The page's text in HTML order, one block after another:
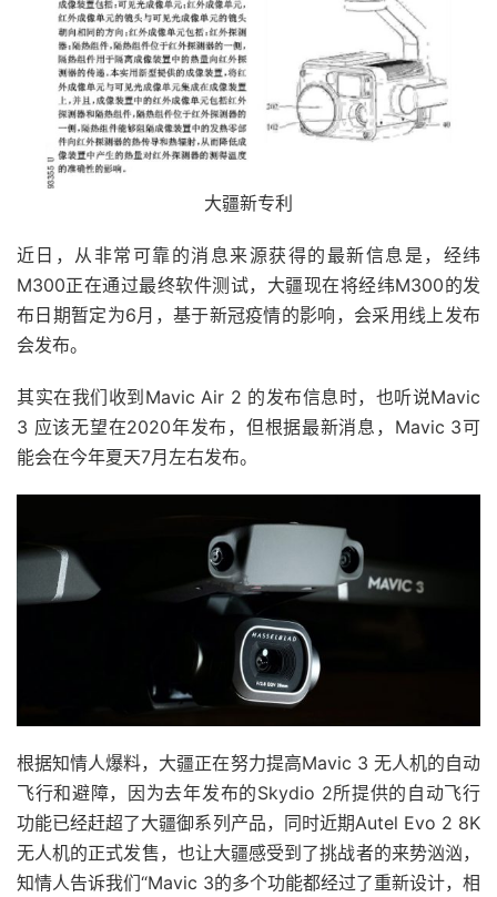
大疆新专利
近日，从非常可靠的消息来源获得的最新信息是，经纬
M300正在通过最终软件测试，大疆现在将经纬M300的发
布日期暂定为6月，基于新冠疫情的影响，会采用线上发布
会发布。
其实在我们收到Mavic Air 2 的发布信息时，也听说Mavic
3 应该无望在2020年发布，但根据最新消息，Mavic 3可
能会在今年夏天7月左右发布。
根据知情人爆料，大疆正在努力提高Mavic 3 无人机的自动
飞行和避障，因为去年发布的Skydio 2所提供的自动飞行
功能已经赶超了大疆御系列产品，同时近期Autel Evo 2 8K
无人机的正式发售，也让大疆感受到了挑战者的来势汹汹，
知情人告诉我们“Mavic 3的多个功能都经过了重新设计，相